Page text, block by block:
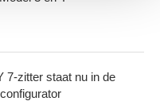
en advertenties te
media te bieden
site met onze
en analyse. Deze
7-zitter staat nu in de